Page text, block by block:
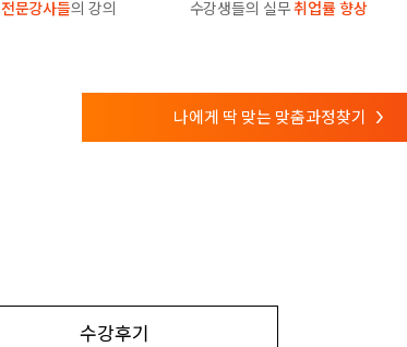
전문강사들의 강의
수강생들의 실무취업률 향상
나에게 딱 맞는 맞춤과정찾기 >
수강후기